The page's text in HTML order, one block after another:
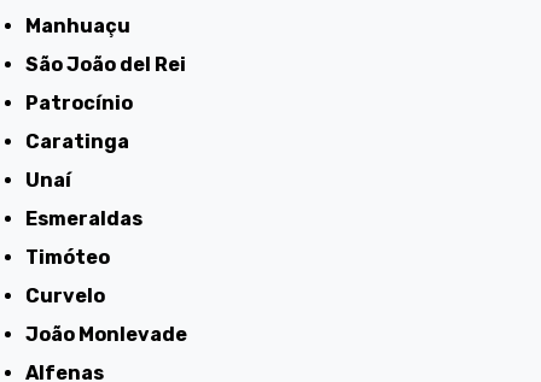
Manhuaçu
São João del Rei
Patrocínio
Caratinga
Unaí
Esmeraldas
Timóteo
Curvelo
João Monlevade
Alfenas